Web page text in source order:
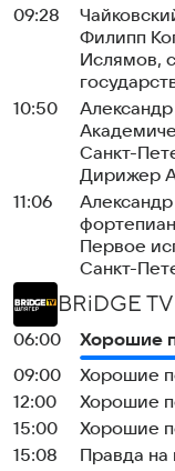
09:28
Филипп
Ислямов,
10:50
Санкт-
Дирижер
11:06
Первое
Санкт-
BRiDGE
06:00
Хорошие
09:00
Хорошие
12:00
Хорошие
15:00
Хорошие
15:08
Правда на